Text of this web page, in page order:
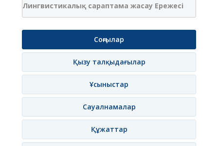
Лингвистикалық сараптама жасау Ережесі
Соңғылар
Қызу талқыдағылар
Ұсыныстар
Сауалнамалар
Құжаттар